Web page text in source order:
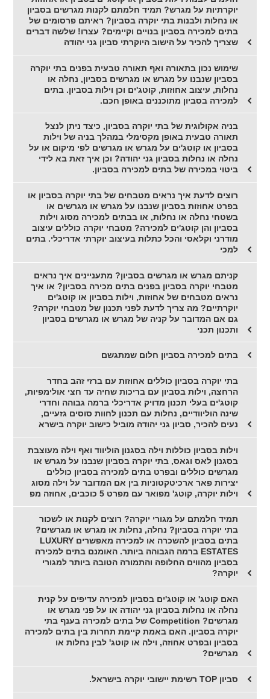
יוקרתיות על מגרש? תמיד חלמתם לקנות מגרשים בסביון
או נחלות ולבנות בתי יוקרה בסביון? ראיתם פרסומים של
בתים למכירה בסביון בנויים וקיימים? עצרו! שלשה דברים
שצריך להכיר על הישוב היוקרתי סביון גני יהודה
שימוש נכון בתאורה ואף תאורה טבעית בפנים בתי יוקרה
בסביון שנבנו על מגרש או מגרשים בסביון, נחלה או
נחלות, עיצוב אחוזות, קוטג'ים וכן וילות בסביון. בתים
למכירה בסביון מתוכננים באופן חכם.
בניה אקולוגית של בתי יוקרה בסביון, כיצד ניתן לנצל
תאורה טבעית באופן מקסימלי במהלך בניה של וילות
בסביון או קוטג'ים על מגרש או מגרשים לפי מיקום או על
נחלה או נחלות בסביון גני יהודה? וכן איך זאת בא לידי
ביטוי במכירה של בתים למכירה בסביון.
רוצים לדעת איך נראים מטבחים של בתי יוקרה בסביון או
בפרט אחוזות בסביון שנבנו על מגרש או מגרשים או
בשטחי נחלה או נחלות, או בבתים למכירה מסוג וילות
בסביון והן קוטג'ים למכירה? מטבחי יוקרה כוללים עיצוב
מודרני וקלאסי והכל כתלות בעיצוב יוקרתי אדריכלי. בתים
למכי
קניתם מגרש או מגרשים בסביון? מתעניינים איך נראים
מטבחי יוקרה בסביון בפנים בתים מכירה בסביון? או איך
נראים מטבחים של אחוזות, וילות בסביון או קוטג'ים
יוקרתיים? מה צריך לדעת לפני תכנון של מטבחי יוקרה?
גם אם המדובר על קניה של מגרש או מגרשים בסביון
ותכנון תכני
בתים למכירה בסביון חלום שמתגשם
בתי יוקרה בסביון כוללים אחוזות עם ברזי זהב בחדר
הרחצה, וילות בסביון עם בריכות שחיה עד חצי אולימפיות,
קוטג'ים בעלי תכנון מדויק אדריכלי ברמה גבוהה וחדרי
שינה הוליוודיים, נחלות עם תכנון לחוות סוסים גזעיים,
נעים להכיר, סביון גני יהודה מוביל כישוב יוקרה בישרא
וילות בסביון כוללות וילה בסגנון הוליווד ואף וילה מעוצבת
בסגנון לאס וגאס, בתי יוקרה בסביון שנבנו על מגרש או
מגרשים כוללים ובפרט בתים למכירה בסביון כוללים
יצירות פאר ארכיטקטוניות בין אם המדובר על וילה מסוג
וילות יוקרה, קוטג' מפואר עם מפרט 5 כוכבים, אחוזה מפ
תמיד חלמתם על מגורי יוקרה? רוצים לקנות או לשכור
בתי יוקרה בסביון? נחלה, נחלות או מגרש או מגרשים?
בתים בסביון להשכרה או למכירה מאפשרים LUXURY
ESTATES ברמה הגבוהה ביותר. האומנם בתים למכירה
בסביון מהווים החלופה והתמורה הטובה ביותר למגורי
יוקרה?
האם קוטג' או קוטג'ים בסביון למכירה עדיפים על קנית
נחלה או נחלות בסביון גני יהודה או על פני מגרש או
מגרשים? Competition של בתים למכירה בענף בתי
יוקרה בסביון. האם באמת קיימת תחרות בין בתים למכירה
בסביון ובפרט אחוזה, וילה או קוטג' לבין נחלות או
מגרשים?
סביון TOP רשימת יישובי יוקרה בישראל.